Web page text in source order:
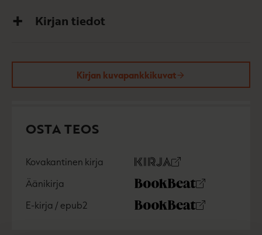
Kirjan tiedot
Kirjan kuvapankkikuvat
OSTA TEOS
O
s
a
Kovakantinen kirja
K
j
K
u
Äänikirja
B
o
K
E-kirja / epub2
B